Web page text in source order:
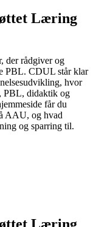
Læring
der rådgiver og
PBL. CDUL står klar
hvor
PBL, didaktik og
får du
AAU, og hvad
og sparring til.